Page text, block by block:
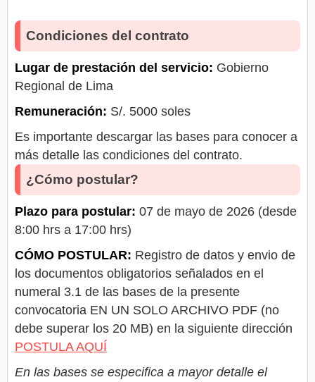
Condiciones del contrato
Lugar de prestación del servicio: Gobierno
Regional de Lima
Remuneración: S/. 5000 soles
Es importante descargar las bases para conocer a
más detalle las condiciones del contrato.
¿Cómo postular?
Plazo para postular: 07 de mayo de 2026 (desde
8:00 hrs a 17:00 hrs)
CÓMO POSTULAR: Registro de datos y envio de
los documentos obligatorios señalados en el
numeral 3.1 de las bases de la presente
convocatoria EN UN SOLO ARCHIVO PDF (no
debe superar los 20 MB) en la siguiente dirección
POSTULA AQUÍ
En las bases se especifica a mayor detalle el